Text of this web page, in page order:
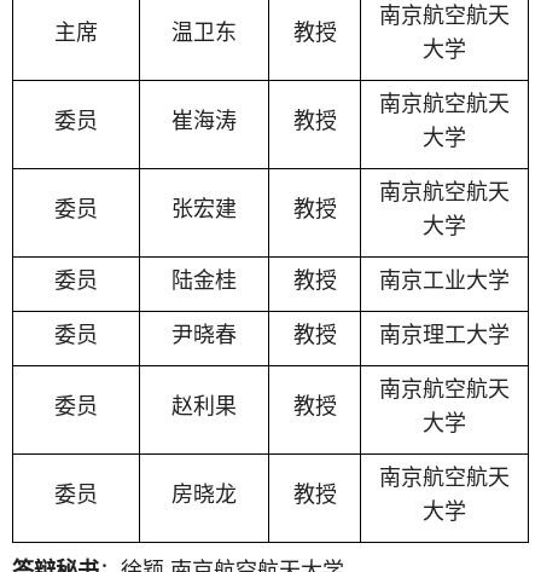
主席 温卫东 教授
南京航空航天
大学
委员 崔海涛 教授
南京航空航天
大学
委员 张宏建 教授
南京航空航天
大学
委员 陆金桂 教授 南京工业大学
委员 尹晓春 教授 南京理工大学
委员 赵利果 教授
南京航空航天
大学
委员 房晓龙 教授
南京航空航天
大学